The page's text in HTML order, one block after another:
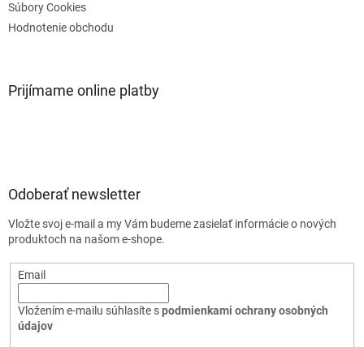
Súbory Cookies
Hodnotenie obchodu
Prijímame online platby
Odoberať newsletter
Vložte svoj e-mail a my Vám budeme zasielať informácie o nových
produktoch na našom e-shope.
Email
Vložením e-mailu súhlasíte spodmienkami ochrany osobných
údajov